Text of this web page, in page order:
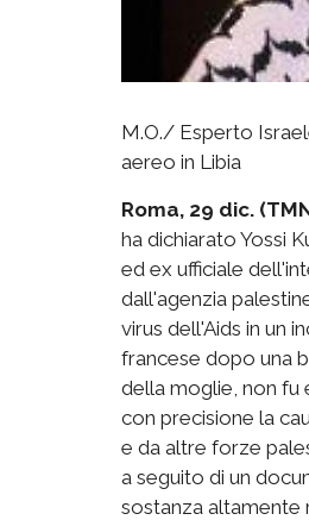
M.O./ Esperto
aereo in Libia
Roma, 29 dic.
ha dichiarato Yossi
ed ex ufficiale
dall'agenzia
virus dell'Aids in un
francese dopo una
della moglie, non fu
con precisione la
e da altre forze
a seguito di un
sostanza altamente